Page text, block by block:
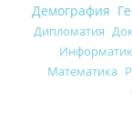
Демография
Дипломатия
Математика